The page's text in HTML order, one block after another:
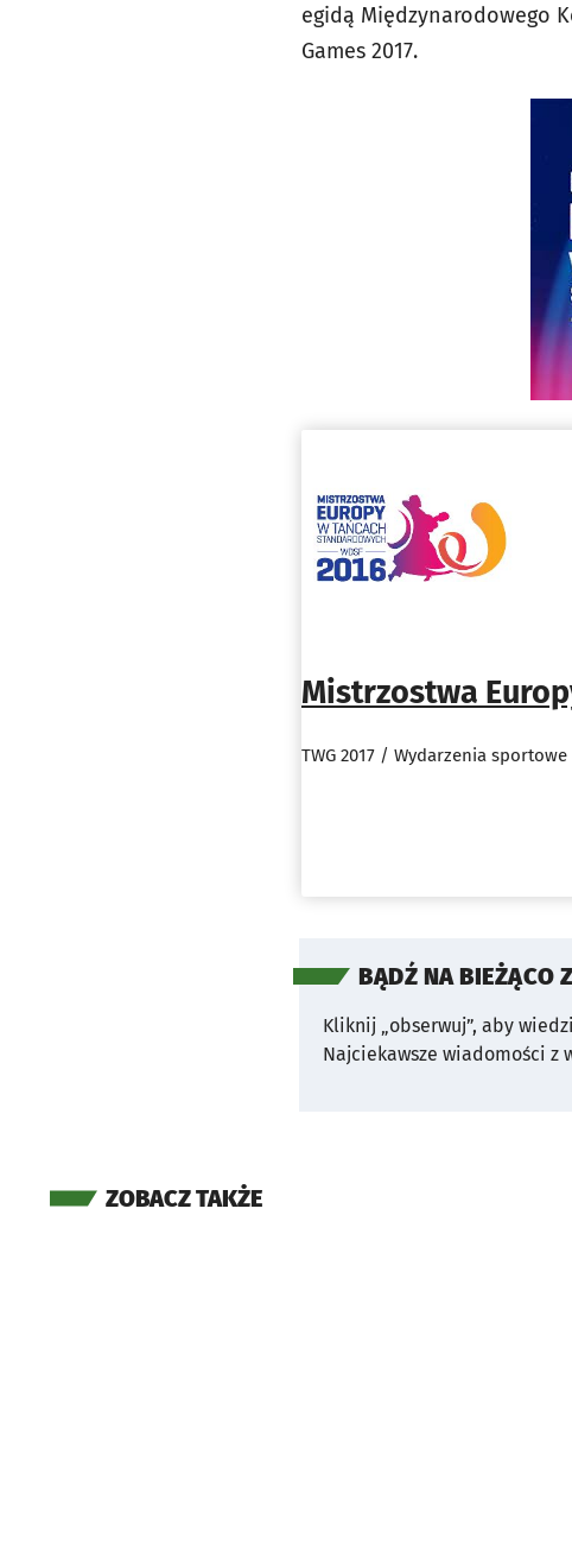
egidą Międzynarodowego
Games 2017.
Mistrzostwa
TWG 2017 / Wydarzenia
BĄDŹ NA BIEŻĄCO
Kliknij „obserwuj”, aby
Najciekawsze wiadomości z
ZOBACZ TAKŻE